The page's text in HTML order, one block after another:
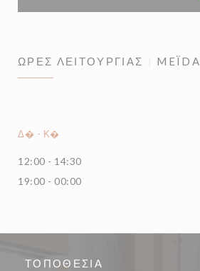
ΏΡΕΣ ΛΕΙΤΟΥΡΓΊΑΣ MEÏDA
Δ� - Κ�
12:00 - 14:30
19:00 - 00:00
ΤΟΠΟΘΕΣΊΑ